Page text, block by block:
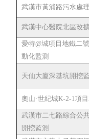
武漢市黃浦路污水處
武漢中心醫院北區改
愛特@城項目地鐵二
動化監測
天仙大廈深基坑開挖
奧山·世紀城K-2-1項
武漢市二七路綜合公
開挖監測